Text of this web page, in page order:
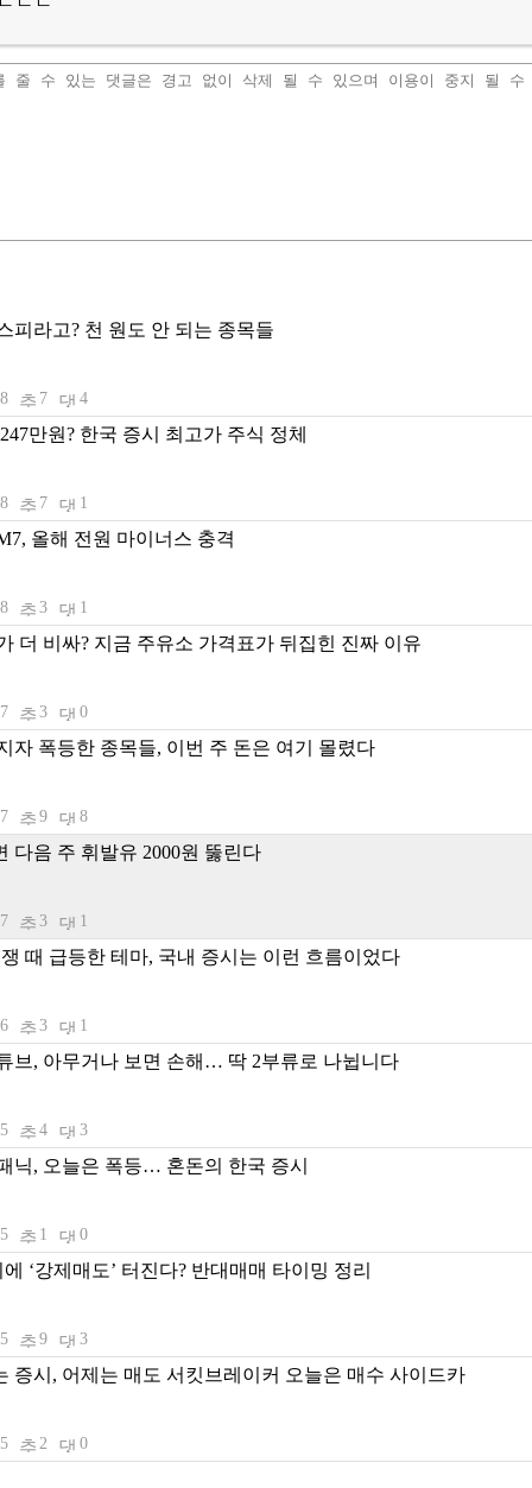
피라고? 천 원도 안 되는 종목들
7 4
만원? 한국 증시 최고가 주식 정체
7 1
올해 전원 마이너스 충격
3 1
더 비싸? 지금 주유소 가격표가 뒤집힌 진짜 이유
3 0
자 폭등한 종목들, 이번 주 돈은 여기 몰렸다
9 8
다음 주 휘발유 2000원 뚫린다
3 1
때 급등한 테마, 국내 증시는 이런 흐름이었다
3 1
브, 아무거나 보면 손해… 딱 2부류로 나뉩니다
4 3
닉, 오늘은 폭등… 혼돈의 한국 증시
1 0
‘강제매도’ 터진다? 반대매매 타이밍 정리
9 3
증시, 어제는 매도 서킷브레이커 오늘은 매수 사이드카
2 0